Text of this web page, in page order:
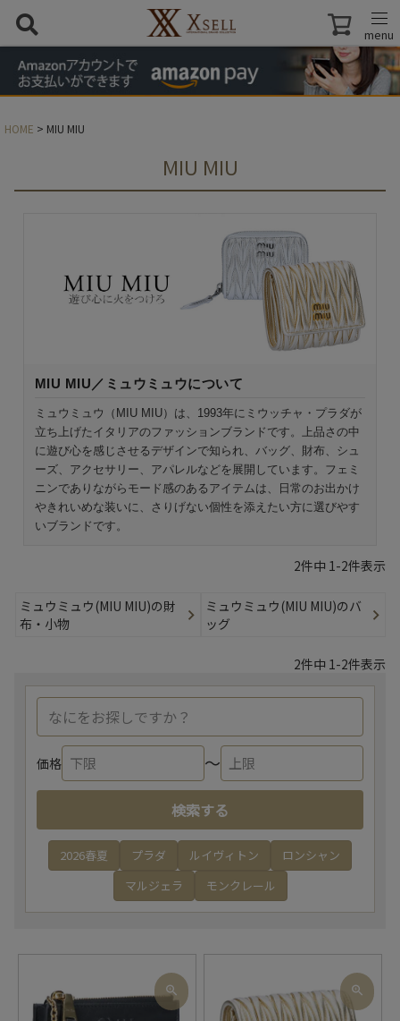
menu
HOME MIU MIU
MIU MIU
MIU MIU／ミュウミュウについて
ミュウミュウ（MIU MIU）は、1993年にミウッチャ・プラダが
立ち上げたイタリアのファッションブランドです。上品さの中
に遊び心を感じさせるデザインで知られ、バッグ、財布、シュ
ーズ、アクセサリー、アパレルなどを展開しています。フェミ
ニンでありながらモード感のあるアイテムは、日常のお出かけ
やきれいめな装いに、さりげない個性を添えたい方に選びやす
いブランドです。
2件中 1 -2件表示
ミュウミュウ(MIU MIU)の財
布・小物
ミュウミュウ(MIU MIU)のバ
ッグ
2件中 1 -2件表示
価格 〜
検索する
2026春夏 プラダ ルイヴィトン
ロンシャン
マルジェラ
モンクレール